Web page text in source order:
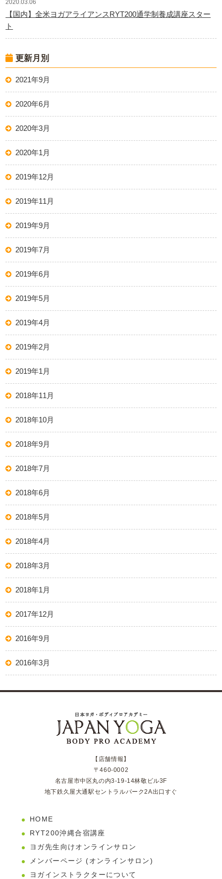
2020.03.06
【国内】全米ヨガアライアンスRYT200通学制養成講座スター
ト
更新月別
2021年9月
2020年6月
2020年3月
2020年1月
2019年12月
2019年11月
2019年9月
2019年7月
2019年6月
2019年5月
2019年4月
2019年2月
2019年1月
2018年11月
2018年10月
2018年9月
2018年7月
2018年6月
2018年5月
2018年4月
2018年3月
2018年1月
2017年12月
2016年9月
2016年3月
【店舗情報】
〒460-0002
名古屋市中区丸の内3-19-14林敬ビル3F
地下鉄久屋大通駅セントラルパーク2A出口すぐ
HOME
RYT200沖縄合宿講座
ヨガ先生向けオンラインサロン
メンバーページ (オンラインサロン)
ヨガインストラクターについて